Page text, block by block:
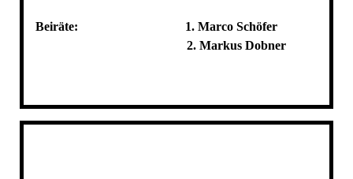
Beiräte: 1. Marco Schöfer
2. Markus Dobner